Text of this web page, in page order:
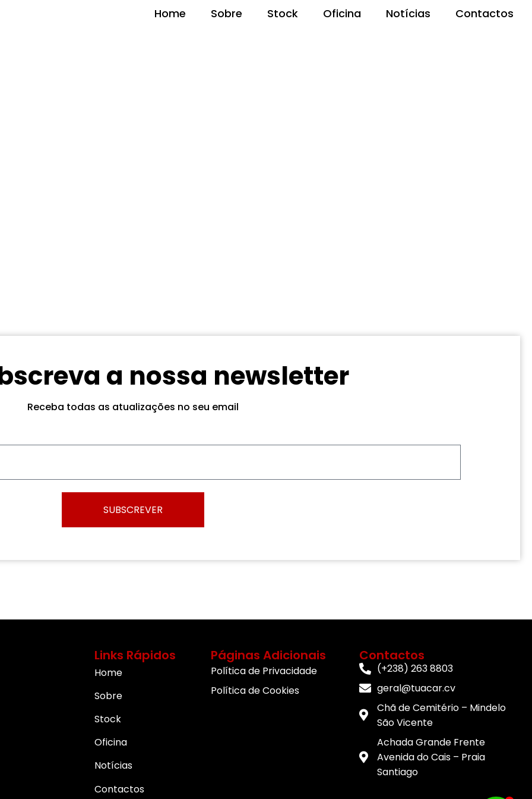
Home Sobre Stock Oficina Notícias Contactos
a nossa newsletter
Receba todas as atualizações no seu email
SUBSCREVER
Links Rápidos
Home
Sobre
Stock
Oficina
Notícias
Contactos
Páginas Adicionais
Política de Privacidade
Política de Cookies
Contactos
(+238) 263 8803
geral@tuacar.cv
Chã de Cemitério – Mindelo
São Vicente
Achada Grande Frente
Avenida do Cais – Praia
Santiago